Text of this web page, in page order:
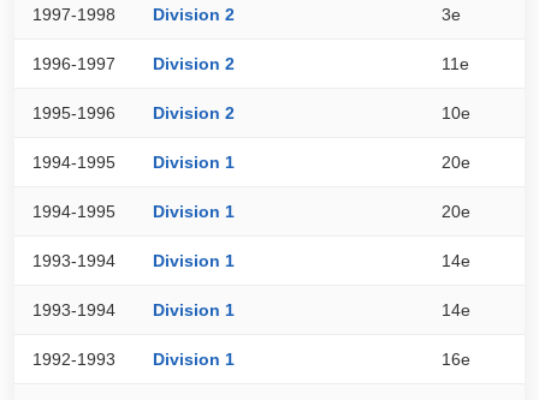
1997-1998 Division 2 3e
1996-1997 Division 2 11e
1995-1996 Division 2 10e
1994-1995 Division 1 20e
1994-1995 Division 1 20e
1993-1994 Division 1 14e
1993-1994 Division 1 14e
1992-1993 Division 1 16e